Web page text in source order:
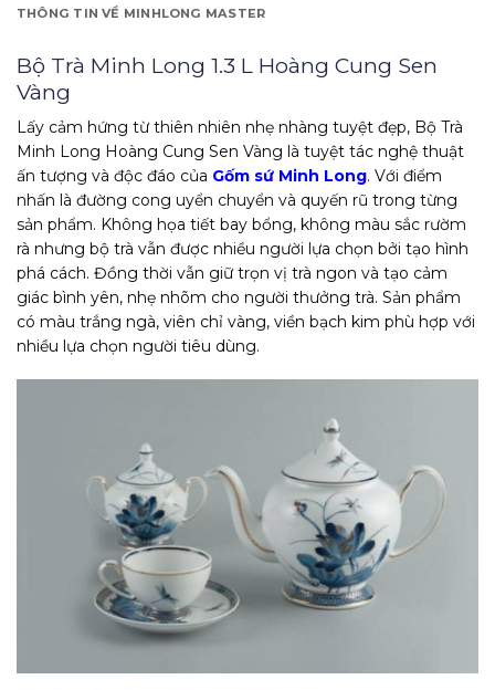
THÔNG TIN VỀ MINHLONG MASTER
Bộ Trà Minh Long 1.3 L Hoàng Cung Sen
Vàng
Lấy cảm hứng từ thiên nhiên nhẹ nhàng tuyệt đẹp, Bộ Trà
Minh Long Hoàng Cung Sen Vàng là tuyệt tác nghệ thuật
ấn tượng và độc đáo của Gốm sứ Minh Long. Với điểm
nhấn là đường cong uyển chuyển và quyến rũ trong từng
sản phẩm. Không họa tiết bay bổng, không màu sắc rườm
rà nhưng bộ trà vẫn được nhiều người lựa chọn bởi tạo hình
phá cách. Đồng thời vẫn giữ trọn vị trà ngon và tạo cảm
giác bình yên, nhẹ nhõm cho người thưởng trà. Sản phẩm
có màu trắng ngà, viên chỉ vàng, viền bạch kim phù hợp với
nhiều lựa chọn người tiêu dùng.